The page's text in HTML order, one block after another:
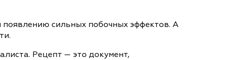
появлению сильных побочных эффектов. А
Рецепт — это документ,